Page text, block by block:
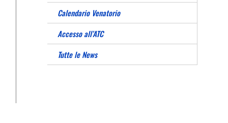
Calendario Venatorio
Accesso all’ATC
Tutte le News